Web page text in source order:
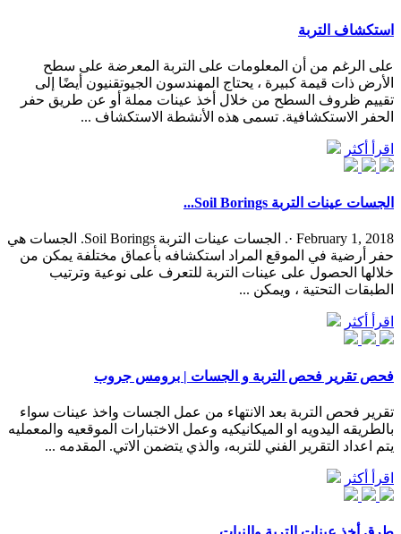
استكشاف التربة
على الرغم من أن المعلومات على التربة المعرضة على سطح
الأرض ذات قيمة كبيرة ، يحتاج المهندسون الجيوتقنيون أيضًا إلى
تقييم ظروف السطح من خلال أخذ عينات مملة أو عن طريق حفر
الحفر الاستكشافية. تسمى هذه الأنشطة الاستكشاف ...
اقرأ أكثر
‫الجسات عينات التربة Soil Borings...
February 1, 2018 ·. الجسات عينات التربة Soil Borings. الجسات هي
حفر أرضية في الموقع المراد استكشافه بأعماق مختلفة يمكن من
خلالها الحصول على عينات التربة للتعرف على نوعية وترتيب
الطبقات التحتية ، ويمكن ...
اقرأ أكثر
فحص تقرير فحص التربة و الجسات | برومس جروب
تقرير فحص التربة بعد الانتهاء من عمل الجسات واخذ عينات سواء
بالطريقه اليدويه او الميكانيكيه وعمل الاختبارات الموقعيه والمعمليه
يتم اعداد التقرير الفني للتربه، والذي يتضمن الاتي. المقدمه ...
اقرأ أكثر